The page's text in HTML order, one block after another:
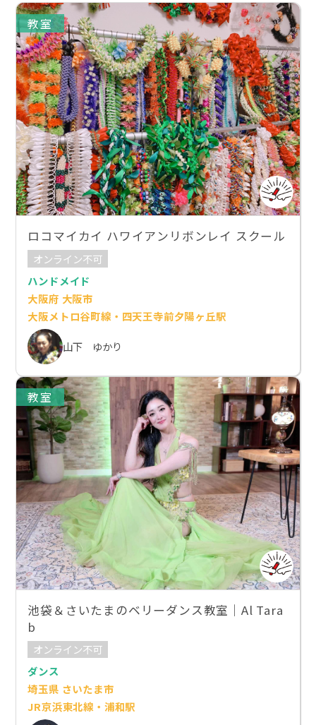
教室
ロコマイカイ ハワイアンリボンレイ スクール
オンライン不可
ハンドメイド
大阪府 大阪市
大阪メトロ谷町線・四天王寺前夕陽ヶ丘駅
山下 ゆかり
教室
池袋＆さいたまのベリーダンス教室｜Al Tara
b
オンライン不可
ダンス
埼玉県 さいたま市
JR京浜東北線・浦和駅